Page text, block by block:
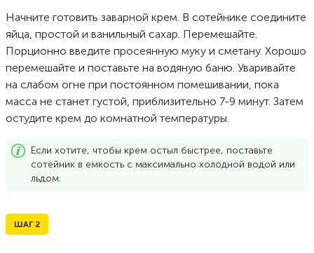
Начните готовить заварной крем. В сотейнике соедините
яйца, простой и ванильный сахар. Перемешайте.
Порционно введите просеянную муку и сметану. Хорошо
перемешайте и поставьте на водяную баню. Уваривайте
на слабом огне при постоянном помешивании, пока
масса не станет густой, приблизительно 7-9 минут. Затем
остудите крем до комнатной температуры.
Если хотите, чтобы крем остыл быстрее, поставьте
сотейник в емкость с максимально холодной водой или
льдом.
ШАГ 2